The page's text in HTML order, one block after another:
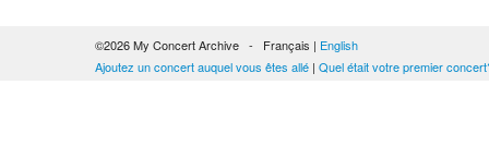
©2026 My Concert Archive - Français | English
Ajoutez un concert auquel vous êtes allé | Quel était votre premier